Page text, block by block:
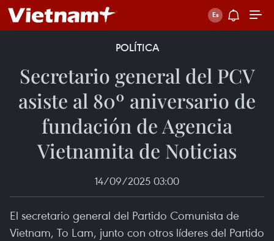
POLÍTICA
Secretario general del PCV
asiste al 80º aniversario de
fundación de Agencia
Vietnamita de Noticias
14/09/2025 03:00
El secretario general del Partido Comunista de
Vietnam, To Lam, junto con otros líderes del Partido